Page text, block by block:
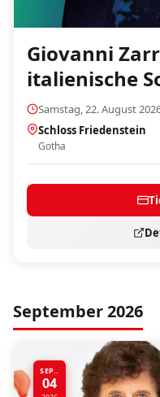
Giovanni
italienische
Samstag, 22. August
Schloss Friedenstein
Gotha
September 2026
SEP..
04